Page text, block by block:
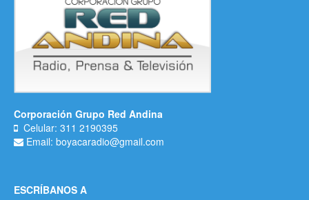
Corporación Grupo Red Andina
Celular: 311 2190395
Email: boyacaradio@gmail.com
ESCRÍBANOS A